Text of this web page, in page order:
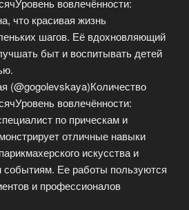
вовлечённости:
что красивая жизнь
шагов. Её вдохновляющий
быт и воспитывать детей
(@gogolevskaya)Количество
вовлечённости:
по прическам и
отличные навыки
искусства и
событиям. Ее работы пользуются
и профессионалов